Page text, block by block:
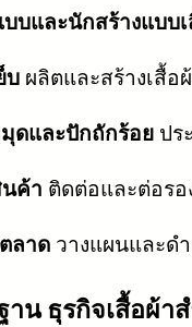
บและนักสร้างแบบ
บ ผลิตและสร้างเสื้
ดและปักถักร้อย ปร
ค้า ติดต่อและต่อร
ลาด วางแผนและด
น ธุรกิจเสื้อผ้าส